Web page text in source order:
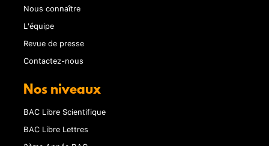
Nous connaître
L'équipe
Revue de presse
Contactez-nous
Nos niveaux
BAC Libre Scientifique
BAC Libre Lettres